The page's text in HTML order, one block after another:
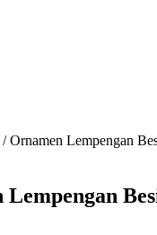
/ Ornamen Lempengan